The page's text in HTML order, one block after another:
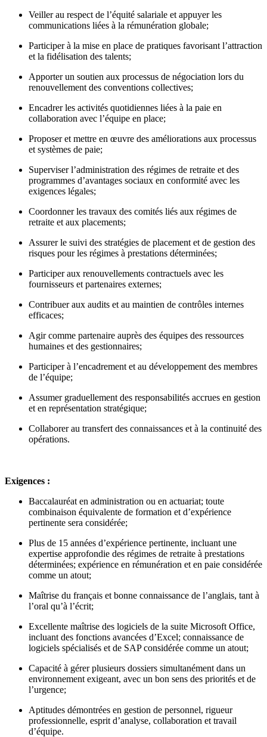
Veiller au respect de l’équité salariale et appuyer les
communications liées à la rémunération globale;
Participer à la mise en place de pratiques favorisant l’attraction
et la fidélisation des talents;
Apporter un soutien aux processus de négociation lors du
renouvellement des conventions collectives;
Encadrer les activités quotidiennes liées à la paie en
collaboration avec l’équipe en place;
Proposer et mettre en œuvre des améliorations aux processus
et systèmes de paie;
Superviser l’administration des régimes de retraite et des
programmes d’avantages sociaux en conformité avec les
exigences légales;
Coordonner les travaux des comités liés aux régimes de
retraite et aux placements;
Assurer le suivi des stratégies de placement et de gestion des
risques pour les régimes à prestations déterminées;
Participer aux renouvellements contractuels avec les
fournisseurs et partenaires externes;
Contribuer aux audits et au maintien de contrôles internes
efficaces;
Agir comme partenaire auprès des équipes des ressources
humaines et des gestionnaires;
Participer à l’encadrement et au développement des membres
de l’équipe;
Assumer graduellement des responsabilités accrues en gestion
et en représentation stratégique;
Collaborer au transfert des connaissances et à la continuité des
opérations.
Exigences :
Baccalauréat en administration ou en actuariat; toute
combinaison équivalente de formation et d’expérience
pertinente sera considérée;
Plus de 15 années d’expérience pertinente, incluant une
expertise approfondie des régimes de retraite à prestations
déterminées; expérience en rémunération et en paie considérée
comme un atout;
Maîtrise du français et bonne connaissance de l’anglais, tant à
l’oral qu’à l’écrit;
Excellente maîtrise des logiciels de la suite Microsoft Office,
incluant des fonctions avancées d’Excel; connaissance de
logiciels spécialisés et de SAP considérée comme un atout;
Capacité à gérer plusieurs dossiers simultanément dans un
environnement exigeant, avec un bon sens des priorités et de
l’urgence;
Aptitudes démontrées en gestion de personnel, rigueur
professionnelle, esprit d’analyse, collaboration et travail
d’équipe.